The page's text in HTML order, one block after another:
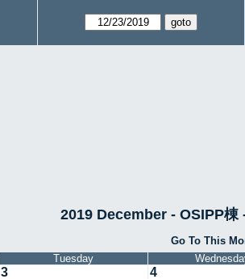
2019 December - OSIPP棟
Go To This
Tuesday
3 4